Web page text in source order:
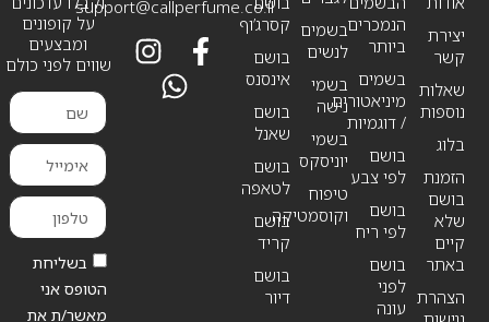
יצירת
קשר
שאלות
נוספות
בלוג
הזמנת
בושם
שלא
קיים
באתר
הצהרת
בשמים
לנשים
בשמי
נישה
בשמי
יוניסקס
טיפוח
וקוסמטיקה
הנמכרים
ביותר
בשמים
מיניאטורים
/ דוגמיות
בושם
לפי צבע
בושם
לפי ריח
בושם
לפני
עונה
קסרג’וף
בושם
אינסנס
בושם
שאנל
בושם
לטאפה
בושם
קריד
בושם
דיור
support@callperfume.co.il
על קופונים
ומבצעים
שווים לפני כולם
בשליחת
הטופס אני
מאשר/ת את